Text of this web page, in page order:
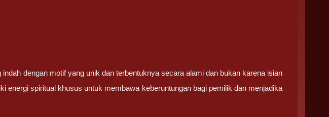
dengan motif yang unik dan terbentuknya secara alami dan bukan karena isian
energi spiritual khusus untuk membawa keberuntungan bagi pemilik dan menjadika